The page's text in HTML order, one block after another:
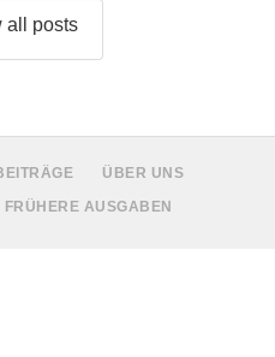
posts
ÜBER UNS
FRÜHERE AUSGABEN